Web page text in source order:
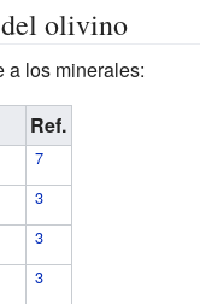
olivino
a los minerales:
Ref.